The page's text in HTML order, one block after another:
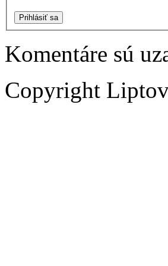
Prihlásiť sa
Komentáre sú
Copyright